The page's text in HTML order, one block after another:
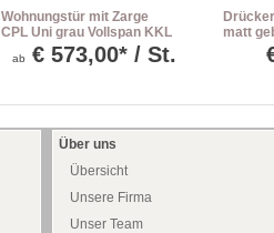
Wohnungstür mit Zarge
CPL Uni grau Vollspan KKL
II 27db Rundkante
ab € 573,00* / St.
matt
PZ-
Über uns
Übersicht
Unsere Firma
Unser Team